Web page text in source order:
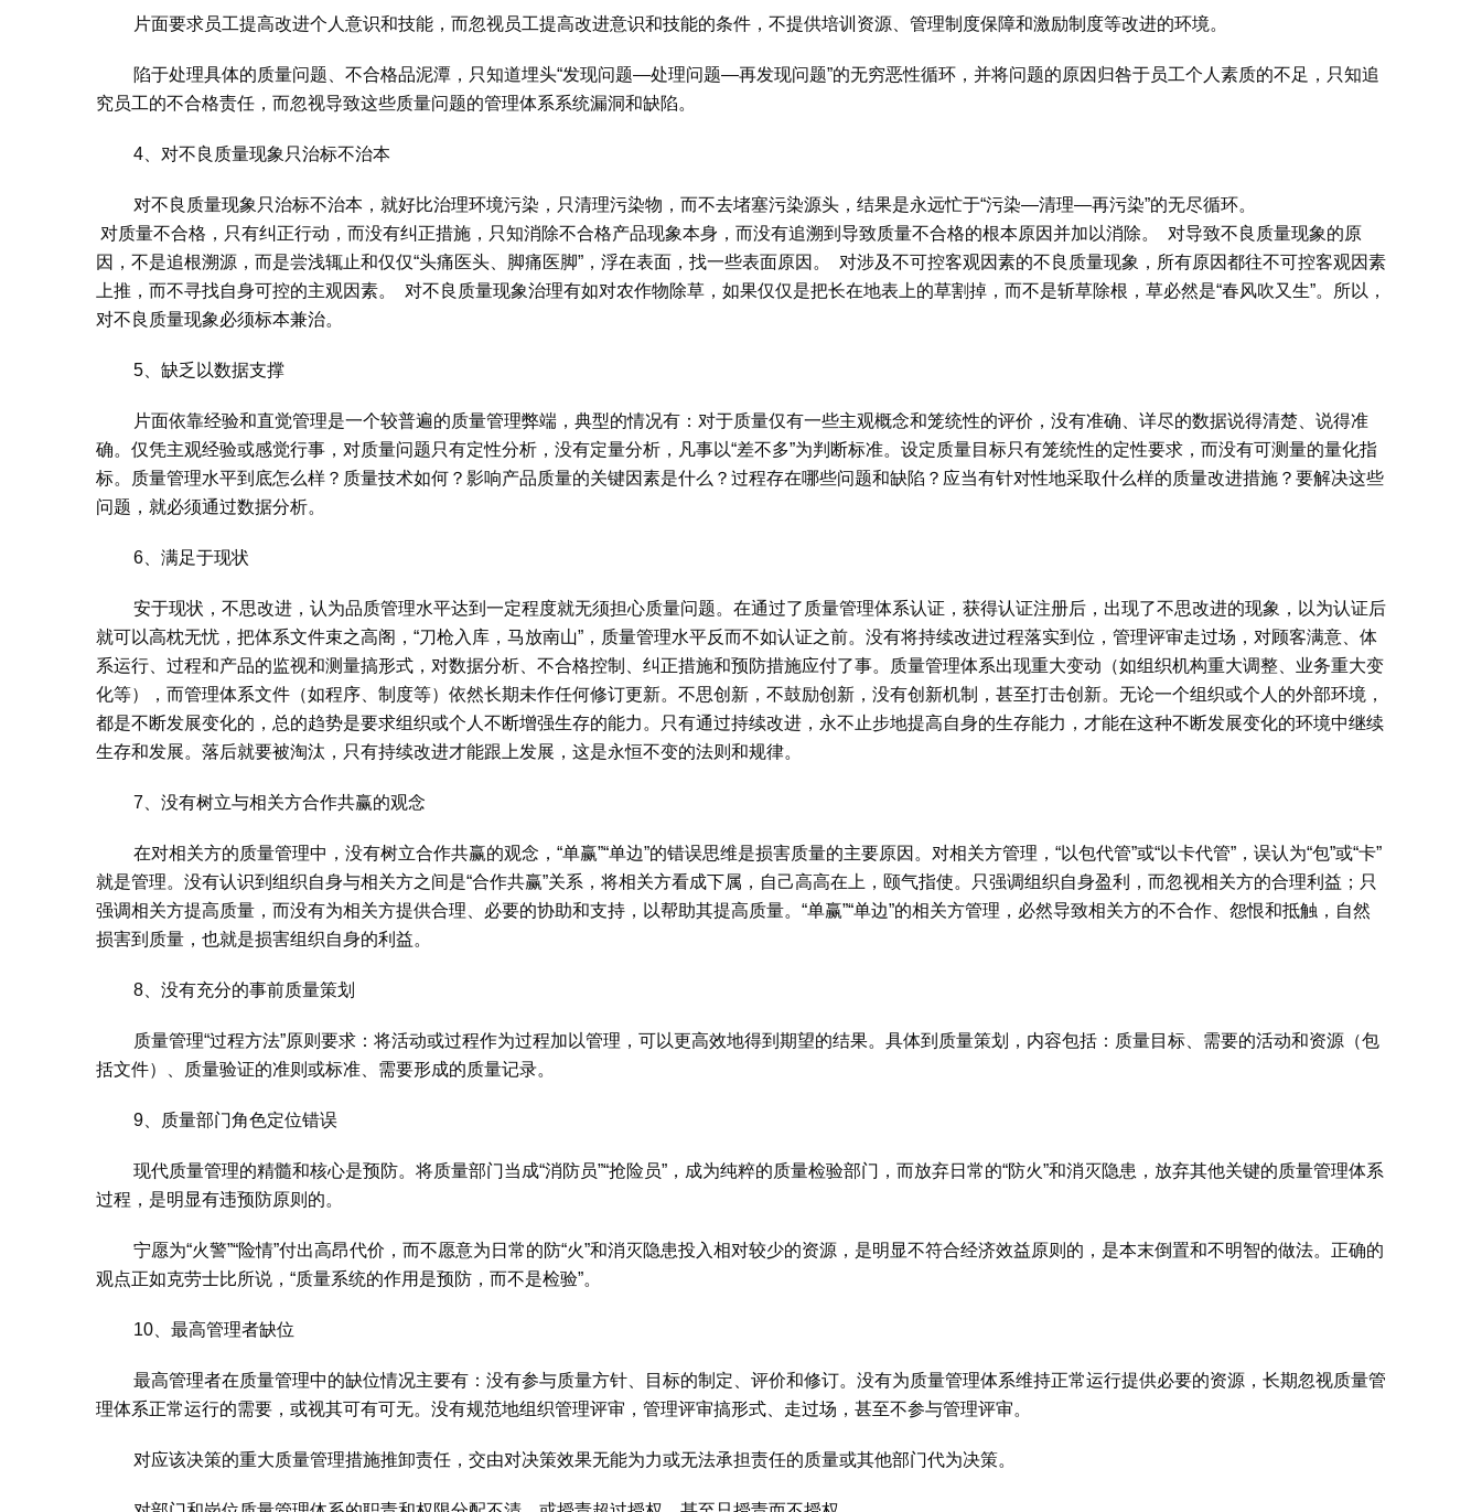
片面要求员工提高改进个人意识和技能，而忽视员工提高改进意识和技能的条件，不提供培训资源、管理制度保障和激励制度等改进的环境。
陷于处理具体的质量问题、不合格品泥潭，只知道埋头“发现问题—处理问题—再发现问题”的无穷恶性循环，并将问题的原因归咎于员工个人素质的不足，只知追
究员工的不合格责任，而忽视导致这些质量问题的管理体系系统漏洞和缺陷。
4、对不良质量现象只治标不治本
对不良质量现象只治标不治本，就好比治理环境污染，只清理污染物，而不去堵塞污染源头，结果是永远忙于“污染—清理—再污染”的无尽循环。
对质量不合格，只有纠正行动，而没有纠正措施，只知消除不合格产品现象本身，而没有追溯到导致质量不合格的根本原因并加以消除。 对导致不良质量现象的原
因，不是追根溯源，而是尝浅辄止和仅仅“头痛医头、脚痛医脚”，浮在表面，找一些表面原因。 对涉及不可控客观因素的不良质量现象，所有原因都往不可控客观因素
上推，而不寻找自身可控的主观因素。 对不良质量现象治理有如对农作物除草，如果仅仅是把长在地表上的草割掉，而不是斩草除根，草必然是“春风吹又生”。所以，
对不良质量现象必须标本兼治。
5、缺乏以数据支撑
片面依靠经验和直觉管理是一个较普遍的质量管理弊端，典型的情况有：对于质量仅有一些主观概念和笼统性的评价，没有准确、详尽的数据说得清楚、说得准
确。仅凭主观经验或感觉行事，对质量问题只有定性分析，没有定量分析，凡事以“差不多”为判断标准。设定质量目标只有笼统性的定性要求，而没有可测量的量化指
标。质量管理水平到底怎么样？质量技术如何？影响产品质量的关键因素是什么？过程存在哪些问题和缺陷？应当有针对性地采取什么样的质量改进措施？要解决这些
问题，就必须通过数据分析。
6、满足于现状
安于现状，不思改进，认为品质管理水平达到一定程度就无须担心质量问题。在通过了质量管理体系认证，获得认证注册后，出现了不思改进的现象，以为认证后
就可以高枕无忧，把体系文件束之高阁，“刀枪入库，马放南山”，质量管理水平反而不如认证之前。没有将持续改进过程落实到位，管理评审走过场，对顾客满意、体
系运行、过程和产品的监视和测量搞形式，对数据分析、不合格控制、纠正措施和预防措施应付了事。质量管理体系出现重大变动（如组织机构重大调整、业务重大变
化等），而管理体系文件（如程序、制度等）依然长期未作任何修订更新。不思创新，不鼓励创新，没有创新机制，甚至打击创新。无论一个组织或个人的外部环境，
都是不断发展变化的，总的趋势是要求组织或个人不断增强生存的能力。只有通过持续改进，永不止步地提高自身的生存能力，才能在这种不断发展变化的环境中继续
生存和发展。落后就要被淘汰，只有持续改进才能跟上发展，这是永恒不变的法则和规律。
7、没有树立与相关方合作共赢的观念
在对相关方的质量管理中，没有树立合作共赢的观念，“单赢”“单边”的错误思维是损害质量的主要原因。对相关方管理，“以包代管”或“以卡代管”，误认为“包”或“卡”
就是管理。没有认识到组织自身与相关方之间是“合作共赢”关系，将相关方看成下属，自己高高在上，颐气指使。只强调组织自身盈利，而忽视相关方的合理利益；只
强调相关方提高质量，而没有为相关方提供合理、必要的协助和支持，以帮助其提高质量。“单赢”“单边”的相关方管理，必然导致相关方的不合作、怨恨和抵触，自然
损害到质量，也就是损害组织自身的利益。
8、没有充分的事前质量策划
质量管理“过程方法”原则要求：将活动或过程作为过程加以管理，可以更高效地得到期望的结果。具体到质量策划，内容包括：质量目标、需要的活动和资源（包
括文件）、质量验证的准则或标准、需要形成的质量记录。
9、质量部门角色定位错误
现代质量管理的精髓和核心是预防。将质量部门当成“消防员”“抢险员”，成为纯粹的质量检验部门，而放弃日常的“防火”和消灭隐患，放弃其他关键的质量管理体系
过程，是明显有违预防原则的。
宁愿为“火警”“险情”付出高昂代价，而不愿意为日常的防“火”和消灭隐患投入相对较少的资源，是明显不符合经济效益原则的，是本末倒置和不明智的做法。正确的
观点正如克劳士比所说，“质量系统的作用是预防，而不是检验”。
10、最高管理者缺位
最高管理者在质量管理中的缺位情况主要有：没有参与质量方针、目标的制定、评价和修订。没有为质量管理体系维持正常运行提供必要的资源，长期忽视质量管
理体系正常运行的需要，或视其可有可无。没有规范地组织管理评审，管理评审搞形式、走过场，甚至不参与管理评审。
对应该决策的重大质量管理措施推卸责任，交由对决策效果无能为力或无法承担责任的质量或其他部门代为决策。